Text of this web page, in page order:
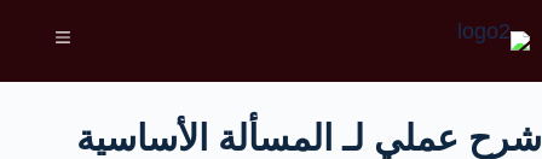
شرح عملي لـ المسألة الأساسية